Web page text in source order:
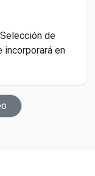
de
incorporará en